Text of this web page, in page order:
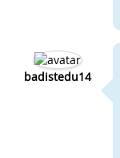
badistedu14